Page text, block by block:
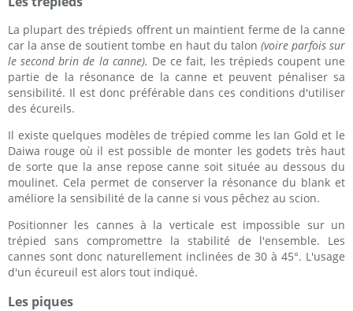
La plupart des trépieds offrent un maintient ferme de la canne
car la anse de soutient tombe en haut du talon (voire parfois sur
le second brin de la canne). De ce fait, les trépieds coupent une
partie de la résonance de la canne et peuvent pénaliser sa
sensibilité. Il est donc préférable dans ces conditions d'utiliser
des écureils.
Il existe quelques modèles de trépied comme les Ian Gold et le
Daiwa rouge où il est possible de monter les godets très haut
de sorte que la anse repose canne soit située au dessous du
moulinet. Cela permet de conserver la résonance du blank et
améliore la sensibilité de la canne si vous pêchez au scion.
Positionner les cannes à la verticale est impossible sur un
trépied sans compromettre la stabilité de l'ensemble. Les
cannes sont donc naturellement inclinées de 30 à 45°. L'usage
d'un écureuil est alors tout indiqué.
Les piques